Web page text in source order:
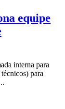
equipe
interna para
para